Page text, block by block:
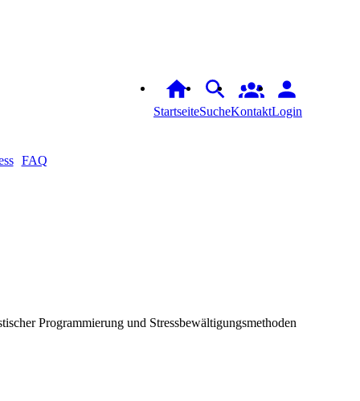
StartseiteSucheKontaktLogin
FAQ
Programmierung und Stressbewältigungsmethoden